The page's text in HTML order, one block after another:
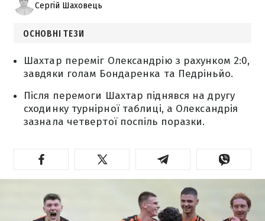
Сергій Шаховець
ОСНОВНІ ТЕЗИ
Шахтар переміг Олександрію з рахунком 2:0,
завдяки голам Бондаренка та Педріньйо.
Після перемоги Шахтар піднявся на другу
сходинку турнірної таблиці, а Олександрія
зазнала четвертої поспіль поразки.